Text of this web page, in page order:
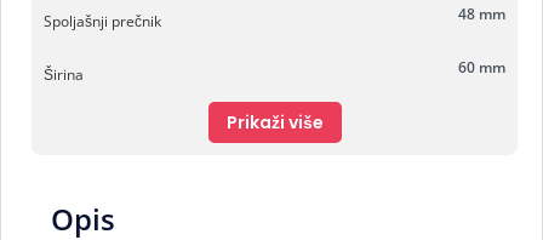
Spoljašnji prečnik 48 mm
Širina 60 mm
Prikaži više
Opis